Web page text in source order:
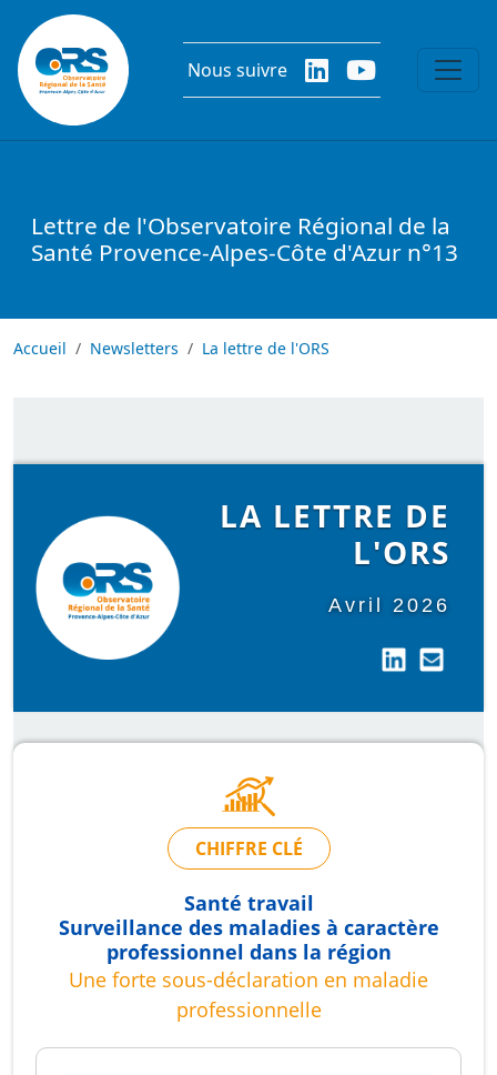
Aller au contenu principal
Nous suivre
Lettre de l'Observatoire Régional de la
Santé Provence-Alpes-Côte d'Azur n°13
Accueil Newsletters La lettre de l'ORS
LA LETTRE DE
L'ORS
Avril 2026
CHIFFRE CLÉ
Santé travail
Surveillance des maladies à caractère
professionnel dans la région
Une forte sous-déclaration en maladie
professionnelle